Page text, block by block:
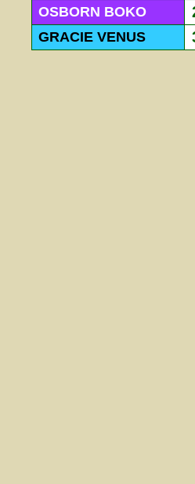
OSBORN BOKO
GRACIE VENUS